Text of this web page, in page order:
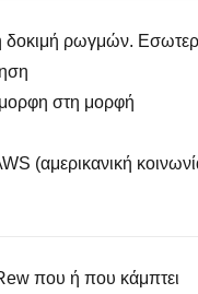
ρωγμών.
στη μορφή
(αμερικανική
που ή που κάμπτει